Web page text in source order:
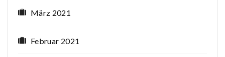
März 2021
Februar 2021